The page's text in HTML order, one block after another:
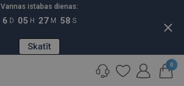
Vannas istabas dienas:
6 D 05 H 27 M 57 S
Skatīt
close
0